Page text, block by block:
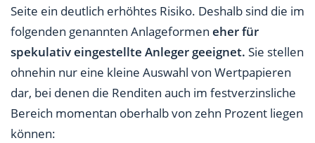
Seite ein deutlich erhöhtes Risiko. Deshalb sind die im
folgenden genannten Anlageformen eher für
spekulativ eingestellte Anleger geeignet. Sie stellen
ohnehin nur eine kleine Auswahl von Wertpapieren
dar, bei denen die Renditen auch im festverzinsliche
Bereich momentan oberhalb von zehn Prozent liegen
können: